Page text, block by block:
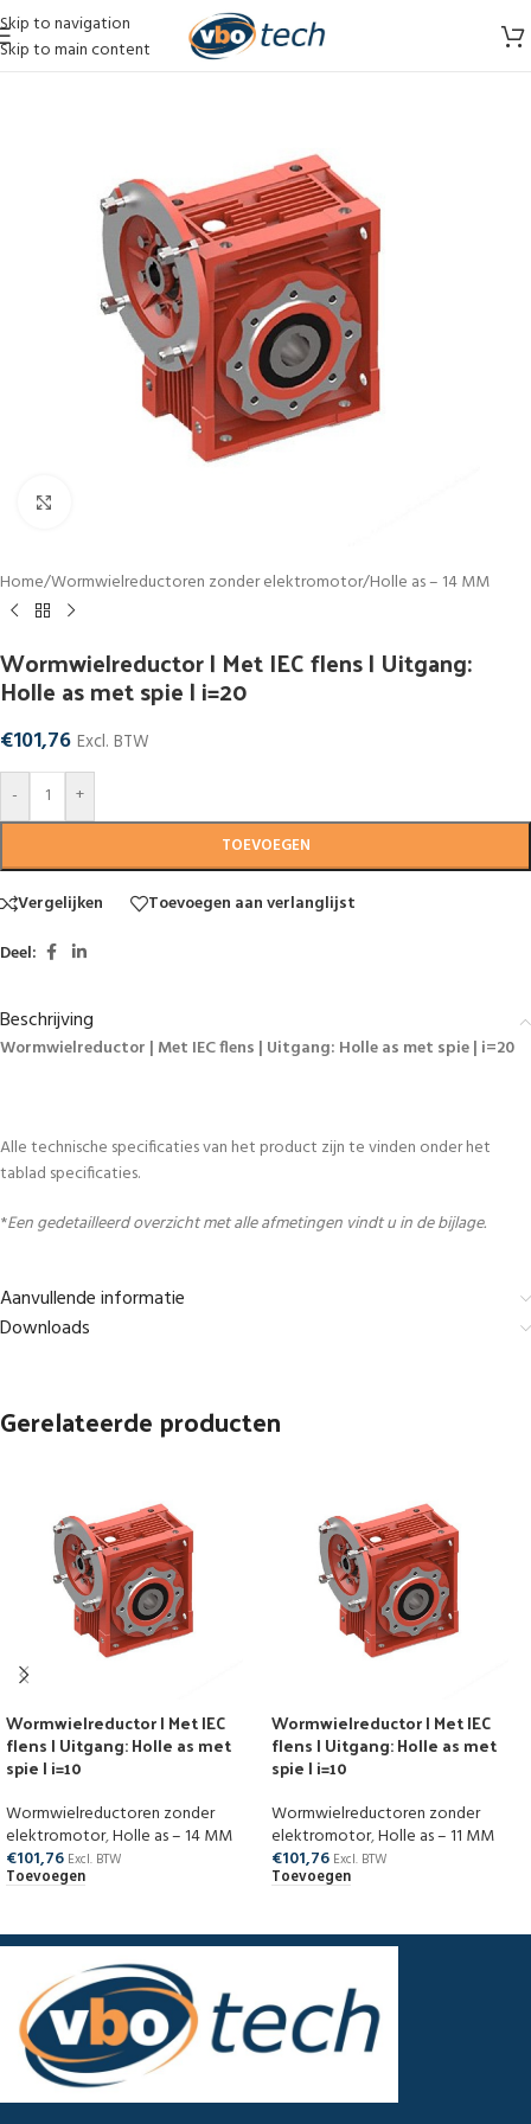
Skip to navigation
Skip to main content
Home/Wormwielreductoren zonder elektromotor/Holle as – 14 MM
Wormwielreductor | Met IEC flens | Uitgang:
Holle as met spie | i=20
€101,76 Excl. BTW
-
+
TOEVOEGEN
Vergelijken
Toevoegen aan verlanglijst
Deel:
Beschrijving
Wormwielreductor | Met IEC flens | Uitgang: Holle as met spie | i=20
Alle technische specificaties van het product zijn te vinden onder het
tablad specificaties.
*Een gedetailleerd overzicht met alle afmetingen vindt u in de bijlage.
Aanvullende informatie
Downloads
Gerelateerde producten
Wormwielreductor | Met IEC
flens | Uitgang: Holle as met
spie | i=10
Wormwielreductoren zonder
elektromotor,Holle as – 14 MM
€101,76 Excl. BTW
Toevoegen
Wormwielreductor | Met IEC
flens | Uitgang: Holle as met
spie | i=10
Wormwielreductoren zonder
elektromotor,Holle as – 11 MM
€101,76 Excl. BTW
Toevoegen